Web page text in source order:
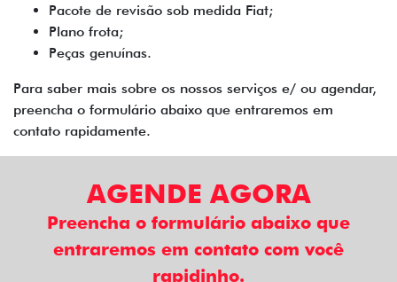
Pacote de revisão sob medida Fiat;
Plano frota;
Peças genuínas.
Para saber mais sobre os nossos serviços e/ ou agendar,
preencha o formulário abaixo que entraremos em
contato rapidamente.
AGENDE AGORA
Preencha o formulário abaixo que
entraremos em contato com você
rapidinho.